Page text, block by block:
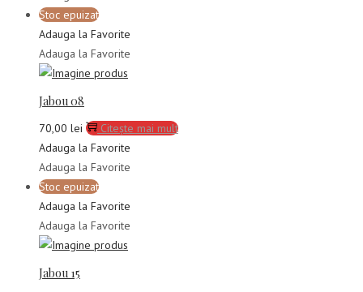
Stoc epuizat
Adauga la Favorite
Adauga la Favorite
Jabou 08
70,00 lei
Citește mai mult
Adauga la Favorite
Adauga la Favorite
Stoc epuizat
Adauga la Favorite
Adauga la Favorite
Jabou 15